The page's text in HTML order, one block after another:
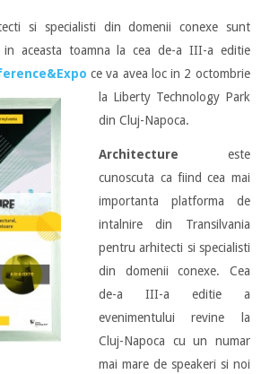
si specialisti din domenii conexe sunt
aceasta toamna la cea de-a III-a editie
ce va avea loc in 2 octombrie
la Liberty Technology Park
din Cluj-Napoca.
Architecture este
cunoscuta ca fiind cea mai
importanta platforma de
intalnire din Transilvania
pentru arhitecti si specialisti
din domenii conexe. Cea
de-a III-a editie a
evenimentului revine la
Cluj-Napoca cu un numar
mai mare de speakeri si noi